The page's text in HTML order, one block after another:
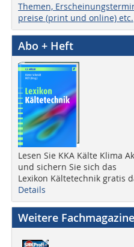
Themen,
preise (print und online) etc.
Abo + Heft
Lesen Sie KKA Kälte Klima
und sichern Sie sich das
Lexikon Kältetechnik gratis
Details
Weitere Fachmagazine